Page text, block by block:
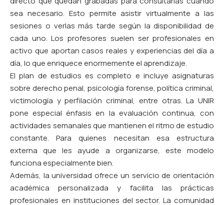
sea necesario. Esto permite asistir virtualmente a las
sesiones o verlas más tarde según la disponibilidad de
cada uno. Los profesores suelen ser profesionales en
activo que aportan casos reales y experiencias del día a
día, lo que enriquece enormemente el aprendizaje.
El plan de estudios es completo e incluye asignaturas
sobre derecho penal, psicología forense, política criminal,
victimología y perfilación criminal, entre otras. La UNIR
pone especial énfasis en la evaluación continua, con
actividades semanales que mantienen el ritmo de estudio
constante. Para quienes necesitan esa estructura
externa que les ayude a organizarse, este modelo
funciona especialmente bien.
Además, la universidad ofrece un servicio de orientación
académica personalizada y facilita las prácticas
profesionales en instituciones del sector. La comunidad